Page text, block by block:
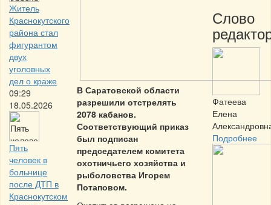
Житель
Краснокутского
района стал
фигурантом
двух
уголовных
дел о краже
09:29
18.05.2026
Пять
человек в
больнице
после ДТП в
Краснокутском
В Саратовской области
разрешили отстрелять
2078 кабанов.
Соответствующий приказ
был подписан
председателем комитета
охотничьего хозяйства и
рыболовства Игорем
Потаповом.
Слово
Фатеева
Елена
Подробнее